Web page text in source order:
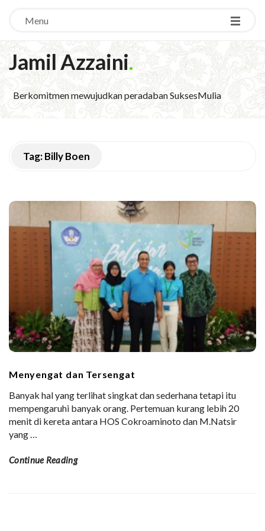
Menu
Jamil Azzaini.
Berkomitmen mewujudkan peradaban SuksesMulia
Tag:Billy Boen
Menyengat dan Tersengat
Banyak hal yang terlihat singkat dan sederhana tetapi itu
mempengaruhi banyak orang. Pertemuan kurang lebih 20
menit di kereta antara HOS Cokroaminoto dan M.Natsir
yang…
Continue Reading